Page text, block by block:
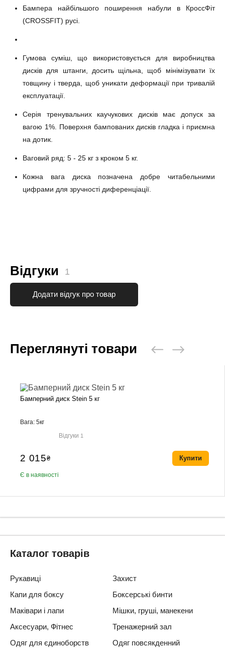
Бампера найбільшого поширення набули в КроссФіт
(CROSSFIT) русі.
Гумова суміш, що використовується для виробництва
дисків для штанги, досить щільна, щоб мінімізувати їх
товщину і тверда, щоб уникати деформації при тривалій
експлуатації.
Серія тренувальних каучукових дисків має допуск за
вагою 1%. Поверхня бампованих дисків гладка і приємна
на дотик.
Ваговий ряд: 5 - 25 кг з кроком 5 кг.
Кожна вага диска позначена добре читабельними
цифрами для зручності диференціації.
Відгуки 1
Додати відгук про товар
Переглянуті товари
Бамперний диск Stein 5 кг
Вага: 5кг
Відгуки 1
2 015₴
Є в наявності
Купити
Каталог товарів
Рукавиці
Захист
Капи для боксу
Боксерські бинти
Маківари і лапи
Мішки, груші, манекени
Аксесуари, Фітнес
Тренажерний зал
Одяг для єдиноборств
Одяг повсякденний